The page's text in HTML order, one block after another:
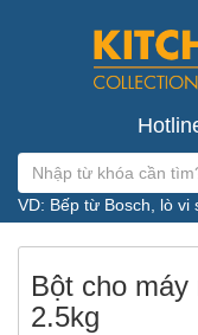
VD: Bếp từ Bosch, lò vi
Bột cho
2.5kg